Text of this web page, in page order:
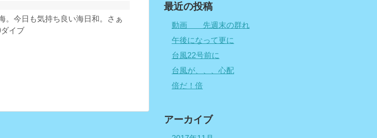
。今日も気持ち良い海日和。さぁ
イブ
最近の投稿
動画 先週末の群れ
午後になって更に
台風22号前に
台風が、、、心配
倍だ！倍
アーカイブ